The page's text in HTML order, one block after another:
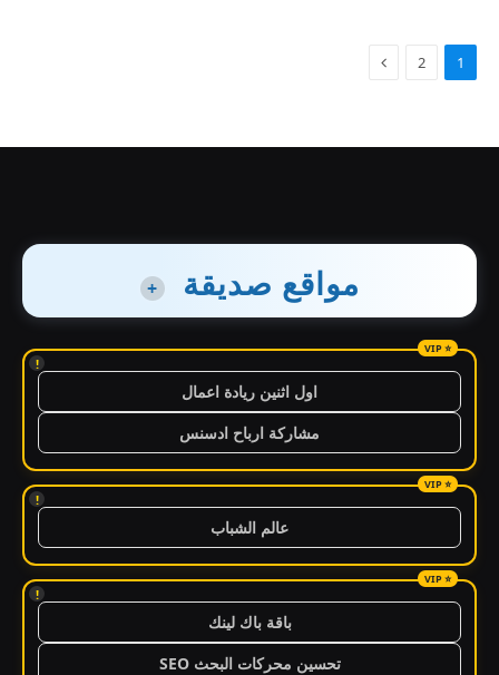
1
2
مواقع صديقة +
!
اول اثنين ريادة اعمال
مشاركة ارباح ادسنس
!
عالم الشباب
!
باقة باك لينك
تحسين محركات البحث SEO